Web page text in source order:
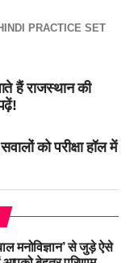
PRACTICE SET
हैं राजस्थान की
को परीक्षा हॉल में
मनोविज्ञान’ से जुड़े ऐसे